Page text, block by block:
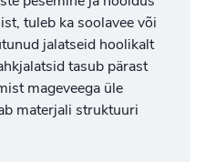
tuleb ka soolavee või
jalatseid hoolikalt
tasub pärast
mageveega üle
materjali struktuuri